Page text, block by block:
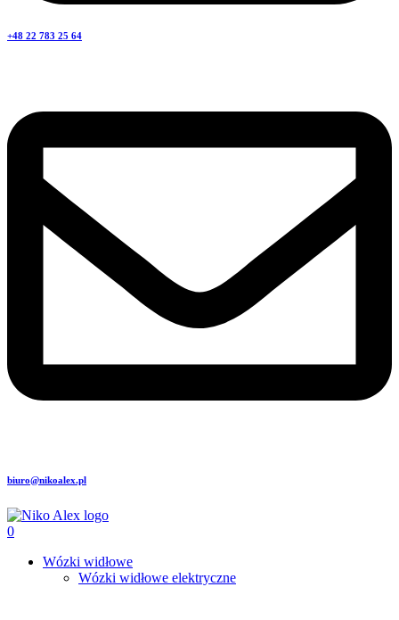
+48 22 783 25 64
biuro@nikoalex.pl
0
Wózki widłowe
Wózki widłowe elektryczne